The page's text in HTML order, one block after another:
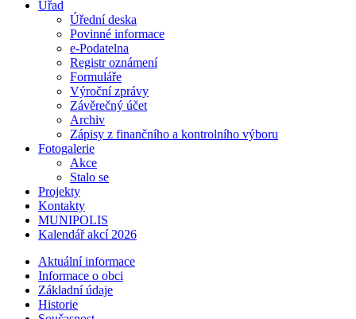
Úřad
Úřední deska
Povinné informace
e-Podatelna
Registr oznámení
Formuláře
Výroční zprávy
Závěrečný účet
Archiv
Zápisy z finančního a kontrolního výboru
Fotogalerie
Akce
Stalo se
Projekty
Kontakty
MUNIPOLIS
Kalendář akcí 2026
Aktuální informace
Informace o obci
Základní údaje
Historie